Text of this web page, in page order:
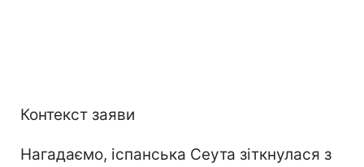
Контекст заяви
Нагадаємо, іспанська Сеута зіткнулася з